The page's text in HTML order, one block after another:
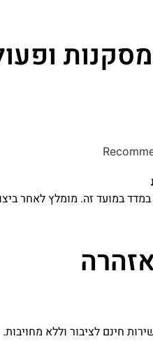
מסקנות
במועד זה. מומלץ לאחר
חינם לציבור וללא מחויבות.